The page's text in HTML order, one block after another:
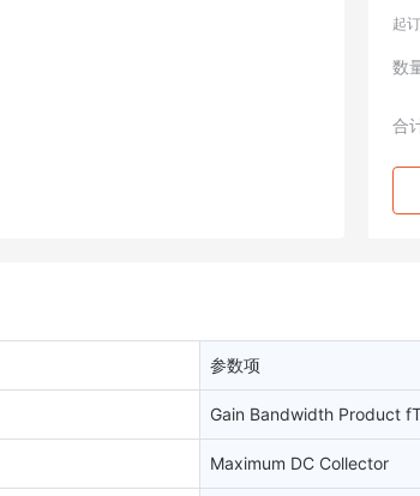
起
数
合
参数项
Gain Bandwidth Product
Maximum DC Collector